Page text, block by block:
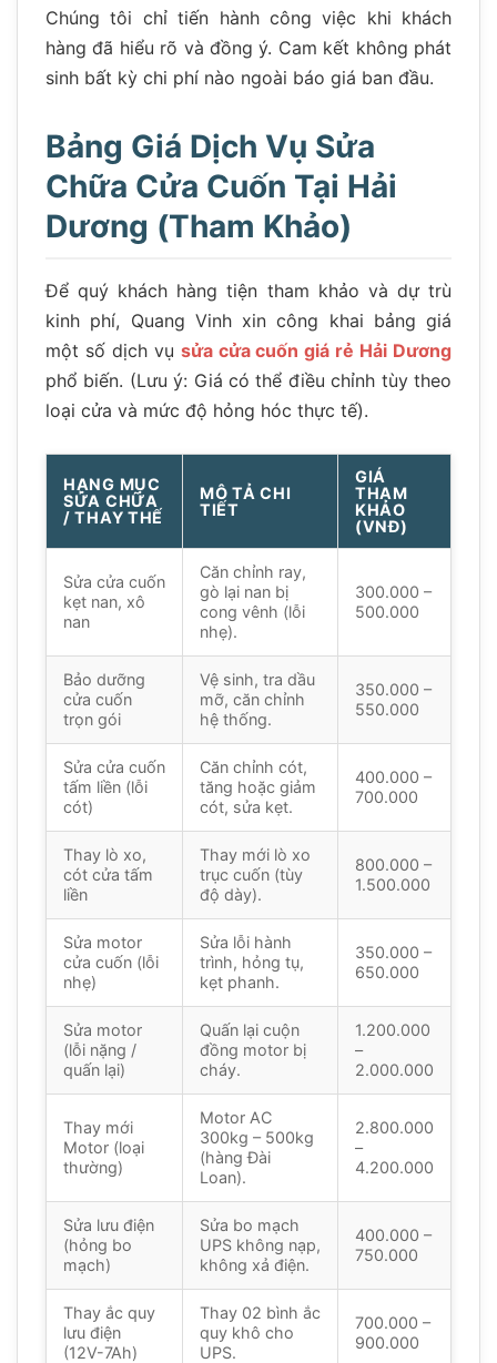
Chúng tôi chỉ tiến hành công việc khi khách
hàng đã hiểu rõ và đồng ý. Cam kết không phát
sinh bất kỳ chi phí nào ngoài báo giá ban đầu.
Bảng Giá Dịch Vụ Sửa
Chữa Cửa Cuốn Tại Hải
Dương (Tham Khảo)
Để quý khách hàng tiện tham khảo và dự trù
kinh phí, Quang Vinh xin công khai bảng giá
một số dịch vụ sửa cửa cuốn giá rẻ Hải Dương
phổ biến. (Lưu ý: Giá có thể điều chỉnh tùy theo
loại cửa và mức độ hỏng hóc thực tế).
HẠNG MỤC
SỬA CHỮA
/ THAY THẾ
MÔ TẢ CHI
TIẾT
GIÁ
THAM
KHẢO
(VNĐ)
Sửa cửa cuốn
kẹt nan, xô
nan
Căn chỉnh ray,
gò lại nan bị
cong vênh (lỗi
nhẹ).
300.000 –
500.000
Bảo dưỡng
cửa cuốn
trọn gói
Vệ sinh, tra dầu
mỡ, căn chỉnh
hệ thống.
350.000 –
550.000
Sửa cửa cuốn
tấm liền (lỗi
cót)
Căn chỉnh cót,
tăng hoặc giảm
cót, sửa kẹt.
400.000 –
700.000
Thay lò xo,
cót cửa tấm
liền
Thay mới lò xo
trục cuốn (tùy
độ dày).
800.000 –
1.500.000
Sửa motor
cửa cuốn (lỗi
nhẹ)
Sửa lỗi hành
trình, hỏng tụ,
kẹt phanh.
350.000 –
650.000
Sửa motor
(lỗi nặng /
quấn lại)
Quấn lại cuộn
đồng motor bị
cháy.
1.200.000
–
2.000.000
Thay mới
Motor (loại
thường)
Motor AC
300kg – 500kg
(hàng Đài
Loan).
2.800.000
–
4.200.000
Sửa lưu điện
(hỏng bo
mạch)
Sửa bo mạch
UPS không nạp,
không xả điện.
400.000 –
750.000
Thay ắc quy
lưu điện
(12V-7Ah)
Thay 02 bình ắc
quy khô cho
UPS.
700.000 –
900.000